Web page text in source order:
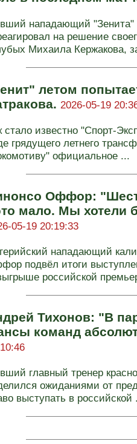
нападающий "Зенита"
на решение
Михаила Кержакова,
летом
2026-05-19
стало известно "Спорт-
грядущего летнего
официальное ...
Оффор:
мало. Мы хотели
05-19 20:19:33
нападающий
подвёл итоги
российской
Тихонов: "В
команд
главный тренер
ожиданиями от
выступать в российской